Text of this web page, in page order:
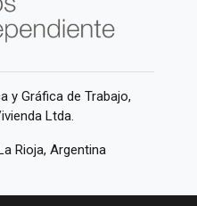
y Gráfica de Trabajo,
Ltda.
Rioja, Argentina